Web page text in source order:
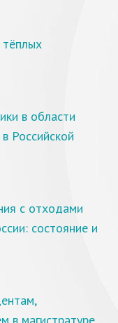
тёплых
в области
Российской
с отходами
состояние и